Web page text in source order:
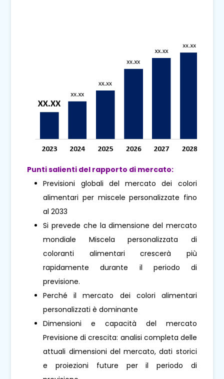
Punti salienti del rapporto di mercato:
Previsioni globali del mercato dei colori
alimentari per miscele personalizzate fino
al 2033
Si prevede che la dimensione del mercato
mondiale Miscela personalizzata di
coloranti alimentari crescerà più
rapidamente durante il periodo di
previsione.
Perché il mercato dei colori alimentari
personalizzati è dominante
Dimensioni e capacità del mercato
Previsione di crescita: analisi completa delle
attuali dimensioni del mercato, dati storici
e proiezioni future per il periodo di